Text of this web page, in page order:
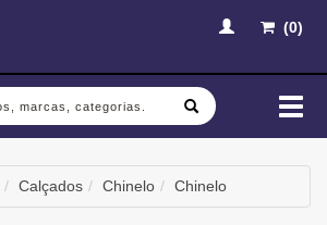
(0)
Calçados Chinelo Chinelo